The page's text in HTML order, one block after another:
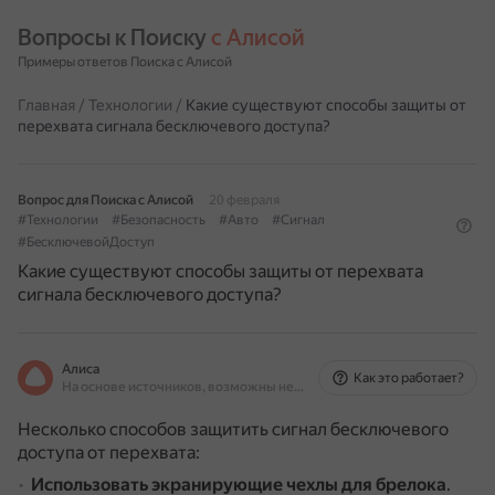
Вопросы к Поиску с Алисой
Примеры ответов Поиска с Алисой
Главная / Технологии / Какие существуют способы защиты от
перехвата сигнала бесключевого доступа?
Вопрос для Поиска с Алисой
20 февраля
#Технологии
#Безопасность #Авто
#Сигнал
#БесключевойДоступ
Какие существуют способы защиты от перехвата
сигнала бесключевого доступа?
Алиса
На основе источников, возможны неточности
Как это работает?
Несколько способов защитить сигнал бесключевого
доступа от перехвата:
Использовать экранирующие чехлы для брелока.